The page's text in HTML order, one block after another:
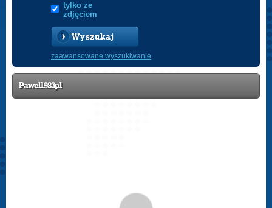
tylko ze
zdjęciem
Wyszukaj
zaawansowane wyszukiwanie
Pawel1983pl